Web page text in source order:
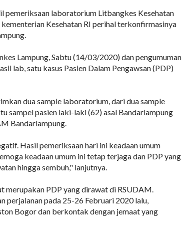
pemeriksaan laboratorium Litbangkes Kesehatan
Kesehatan RI perihal terkonfirmasinya
Lampung, Sabtu (14/03/2020) dan pengumuman
lab, satu kasus Pasien Dalam Pengawsan (PDP)
dua sample laboratorium, dari dua sample
sampel pasien laki-laki (62) asal Bandarlampung
Bandarlampung.
Hasil pemeriksaan hari ini keadaan umum
keadaan umum ini tetap terjaga dan PDP yang
hingga sembuh," lanjutnya.
merupakan PDP yang dirawat di RSUDAM.
perjalanan pada 25-26 Februari 2020 lalu,
Bogor dan berkontak dengan jemaat yang